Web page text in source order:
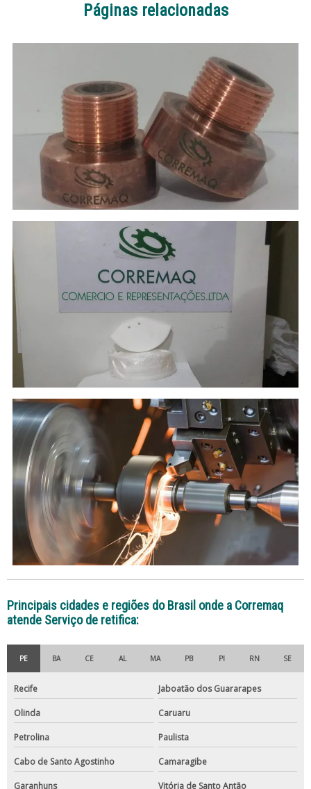
Páginas relacionadas
Principais cidades e regiões do Brasil onde a Corremaq
atende Serviço de retifica:
PE BA CE AL MA PB PI RN SE
Recife Jaboatão dos Guararapes
Olinda Caruaru
Petrolina Paulista
Cabo de Santo Agostinho Camaragibe
Garanhuns Vitória de Santo Antão